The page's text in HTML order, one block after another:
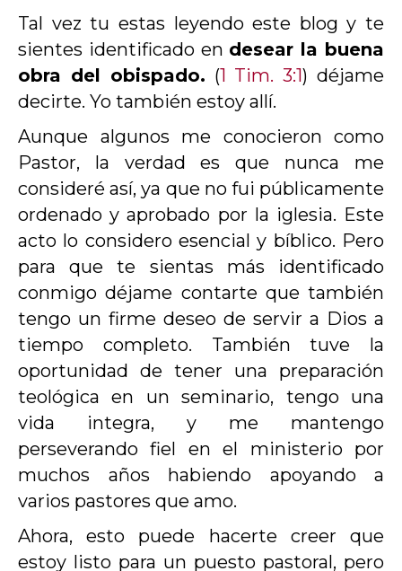
Tal vez tu estas leyendo este blog y te
sientes identificado en desear la buena
obra del obispado. (1 Tim. 3:1) déjame
decirte. Yo también estoy allí.
Aunque algunos me conocieron como
Pastor, la verdad es que nunca me
consideré así, ya que no fui públicamente
ordenado y aprobado por la iglesia. Este
acto lo considero esencial y bíblico. Pero
para que te sientas más identificado
conmigo déjame contarte que también
tengo un firme deseo de servir a Dios a
tiempo completo. También tuve la
oportunidad de tener una preparación
teológica en un seminario, tengo una
vida integra, y me mantengo
perseverando fiel en el ministerio por
muchos años habiendo apoyando a
varios pastores que amo.
Ahora, esto puede hacerte creer que
estoy listo para un puesto pastoral, pero